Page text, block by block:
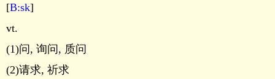
[B:sk]
vt.
(1)问, 询问, 质问
(2)请求, 祈求